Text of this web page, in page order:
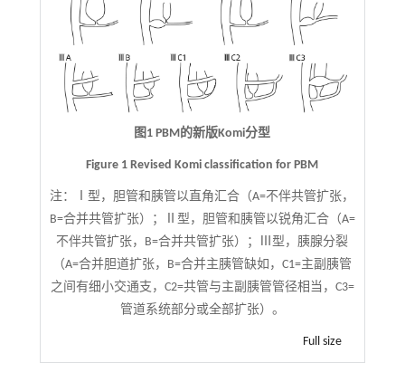
图1 PBM的新版Komi分型
Figure 1 Revised Komi classification for PBM
注：
Ⅰ型，胆管和胰管以直角汇合（A=不伴共管扩张，
B=合并共管扩张）；Ⅱ型，胆管和胰管以锐角汇合（A=
不伴共管扩张，B=合并共管扩张）；Ⅲ型，胰腺分裂
（A=合并胆道扩张，B=合并主胰管缺如，C1=主副胰管
之间有细小交通支，C2=共管与主副胰管管径相当，C3=
管道系统部分或全部扩张）。
Full size